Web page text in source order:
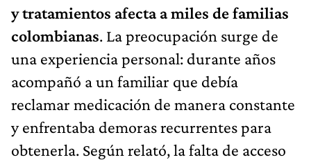
y tratamientos afecta a miles de familias
colombianas. La preocupación surge de
una experiencia personal: durante años
acompañó a un familiar que debía
reclamar medicación de manera constante
y enfrentaba demoras recurrentes para
obtenerla. Según relató, la falta de acceso